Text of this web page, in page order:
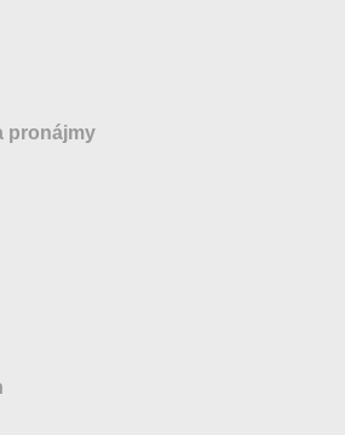
pronájmy